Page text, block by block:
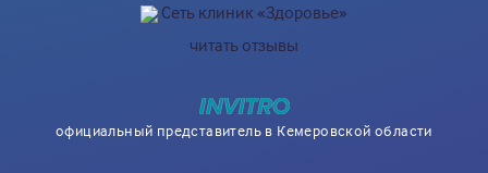
Сеть клиник «Здоровье»
читать отзывы
официальный представитель в Кемеровской области